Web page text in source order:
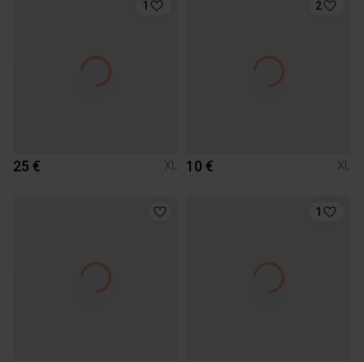
1
25 € XL
2
10 € XL
1